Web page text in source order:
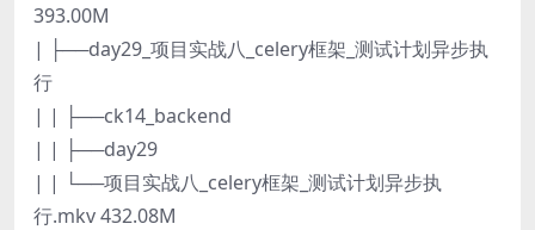
393.00M
| ├──day29_项目实战八_celery框架_测试计划异步执
行
| | ├──ck14_backend
| | ├──day29
| | └──项目实战八_celery框架_测试计划异步执
行.mkv 432.08M